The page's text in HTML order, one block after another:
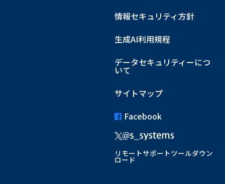
情報セキュリティ方針
生成AI利用規程
データセキュリティーにつ
いて
サイトマップ
Facebook
リモートサポートツールダウン
ロード